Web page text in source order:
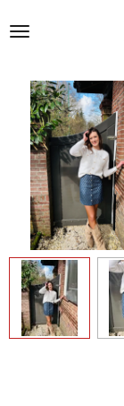
direct
hoofdinhoud